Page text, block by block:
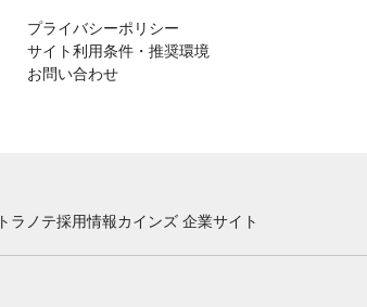
プライバシーポリシー
サイト利用条件・推奨環境
お問い合わせ
トラノテ採用情報カインズ 企業サイト